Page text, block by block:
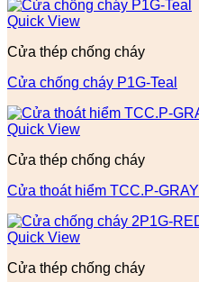
Quick View
Cửa thép chống cháy
Cửa chống cháy P1G-Teal
Quick View
Cửa thép chống cháy
Cửa thoát hiểm TCC.P-GRAY
Quick View
Cửa thép chống cháy